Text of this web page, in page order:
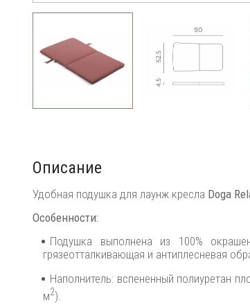
Описание
Удобная подушка для лаунж кресла Doga
Особенности:
Подушка выполнена из 100%
грязеотталкивающая и антиплесневая
Наполнитель: вспененный полиуретан
м2).